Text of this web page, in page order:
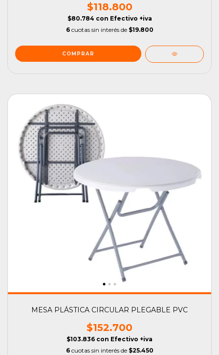
$118.800
$80.784 con Efectivo +iva
6 cuotas sin interés de $19.800
MESA PLÁSTICA CIRCULAR PLEGABLE PVC
$152.700
$103.836 con Efectivo +iva
6 cuotas sin interés de $25.450